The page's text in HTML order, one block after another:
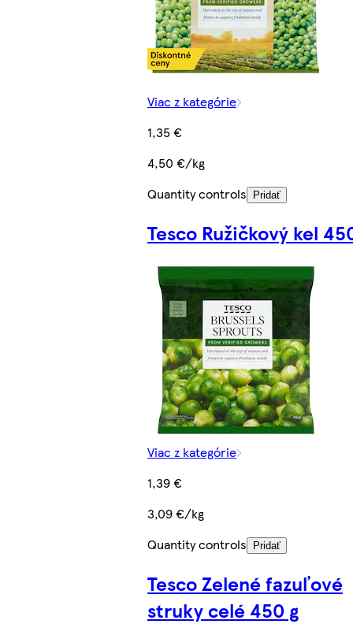
Viac z kategórie
1,35 €
4,50 €/kg
Quantity controls
Pridať
Tesco Ružičkový kel
Viac z kategórie
1,39 €
3,09 €/kg
Quantity controls
Pridať
Tesco Zelené fazuľové
struky celé 450 g